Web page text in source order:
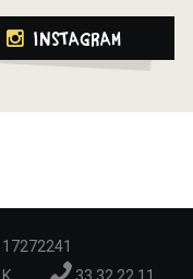
Instagram